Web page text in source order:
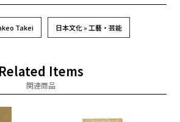
Takei 日本文化 » 工藝・芸能
Related Items
関連商品